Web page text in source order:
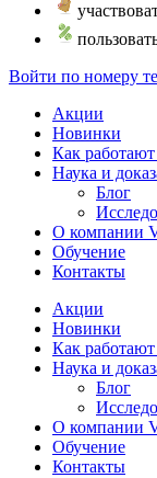
Войти по номеру
Акции
Новинки
Как
Наука и
Блог
О компании
Обучение
Контакты
Акции
Новинки
Как
Наука и
Блог
О компании
Обучение
Контакты